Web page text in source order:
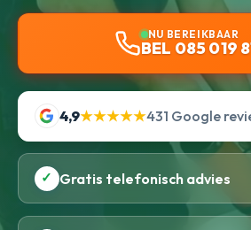
NU BEREIKBAAR
BEL 085 019
4,9★★★★★431 Google
✓ Gratis telefonisch advies